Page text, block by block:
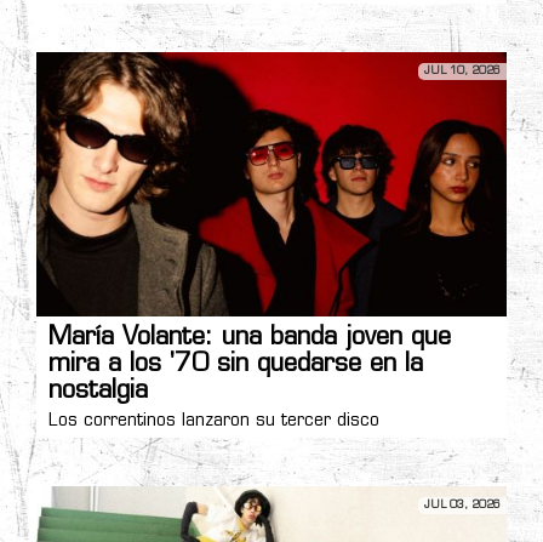
JUL 10, 2026
María Volante: una banda joven que
mira a los '70 sin quedarse en la
nostalgia
Los correntinos lanzaron su tercer disco
JUL 03, 2026